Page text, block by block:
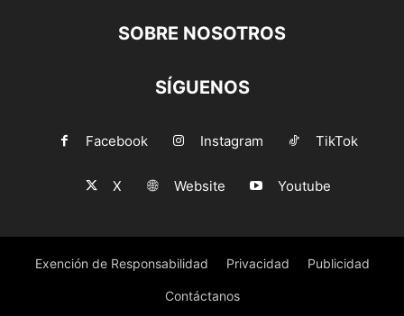
SOBRE NOSOTROS
SÍGUENOS
Facebook Instagram TikTok
X Website Youtube
Exención de Responsabilidad Privacidad Publicidad
Contáctanos